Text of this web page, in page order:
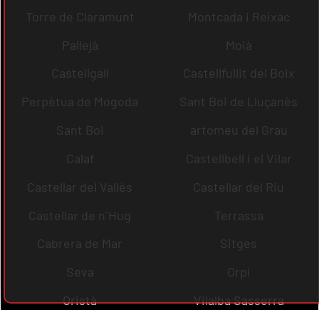
Torre de Claramunt
Montcada i Reixac
Pallejà
Moià
Castellgalí
Castellfullit del Boix
Perpètua de Mogoda
Sant Boi de Lluçanès
Sant Boi
artomeu del Grau
Calaf
Castellbell i el Vilar
Castellar del Vallès
Castellar del Riu
Castellar de n´Hug
Terrassa
Cabrera de Mar
Sitges
Seva
Orpí
Oristà
Vilalba Sasserra